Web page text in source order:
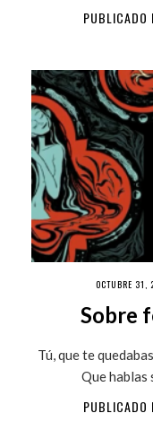
PUBLICADO
OCTUBRE 31,
Sobre
Tú, que te
Que hablas
PUBLICADO